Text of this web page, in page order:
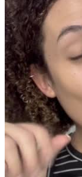
Pacotes
Você recebe o
30 segundos
R$
247
por pedido